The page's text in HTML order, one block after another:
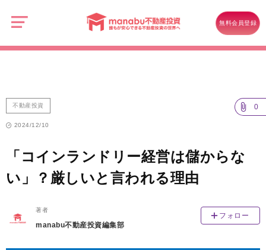
無料会員登録
「コインランドリー経営は儲からない」？厳しいと言われる理由
不動産投資 0
2024/12/10
「コインランドリー経営は儲からな
い」？厳しいと言われる理由
著者
manabu不動産投資編集部
フォロー